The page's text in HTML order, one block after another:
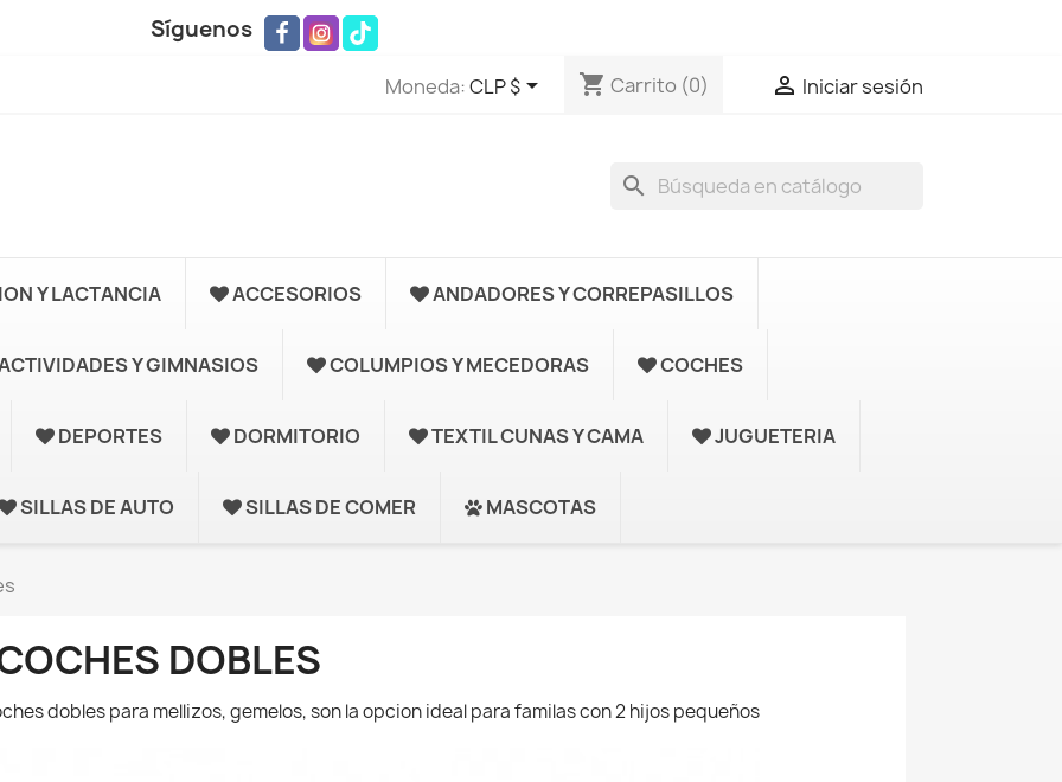
Síguenos
Moneda:CLP $ shopping_cart Carrito (0)  Iniciar sesión
search
Y LACTANCIA ACCESORIOS ANDADORES Y CORREPASILLOS
Y GIMNASIOS COLUMPIOS Y MECEDORAS COCHES
DEPORTES DORMITORIO TEXTIL CUNAS Y CAMA JUGUETERIA
SILLAS DE AUTO SILLAS DE COMER MASCOTAS
DOBLES
dobles para mellizos, gemelos, son la opcion ideal para familas con 2 hijos pequeños